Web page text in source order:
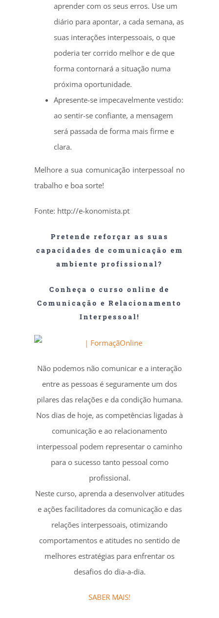
aprender com os seus erros. Use um
diário para apontar, a cada semana, as
suas interações interpessoais, o que
poderia ter corrido melhor e de que
forma contornará a situação numa
próxima oportunidade.
Apresente-se impecavelmente vestido:
ao sentir-se confiante, a mensagem
será passada de forma mais firme e
clara.
Melhore a sua comunicação interpessoal no
trabalho e boa sorte!
Fonte: http://e-konomista.pt
Pretende reforçar as suas
capacidades de comunicação em
ambiente profissional?
Conheça o curso online de
Comunicação e Relacionamento
Interpessoal!
Não podemos não comunicar e a interação
entre as pessoas é seguramente um dos
pilares das relações e da condição humana.
Nos dias de hoje, as competências ligadas à
comunicação e ao relacionamento
interpessoal podem representar o caminho
para o sucesso tanto pessoal como
profissional.
Neste curso, aprenda a desenvolver atitudes
e ações facilitadores da comunicação e das
relações interpessoais, otimizando
comportamentos e atitudes no sentido de
melhores estratégias para enfrentar os
desafios do dia-a-dia.
SABER MAIS!